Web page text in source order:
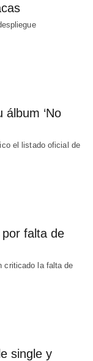
‘No
el listado oficial de
falta de
criticado la falta de
single y